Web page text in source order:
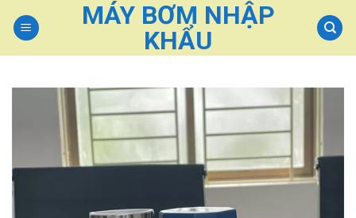
MÁY BƠM NHẬP
KHẨU